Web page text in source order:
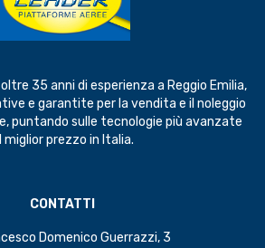
oltre 35 anni di esperienza a Reggio Emilia,
e garantite per la vendita e il noleggio
puntando sulle tecnologie più avanzate
miglior prezzo in Italia.
CONTATTI
Domenico Guerrazzi, 3